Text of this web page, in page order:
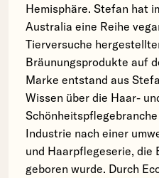
Hemisphäre. Stefan hat
Australia eine Reihe
Tierversuche
Bräunungsprodukte auf
Marke entstand aus
Wissen über die Haar-
Industrie nach einer
und Haarpflegeserie, die
geboren wurde. Durch